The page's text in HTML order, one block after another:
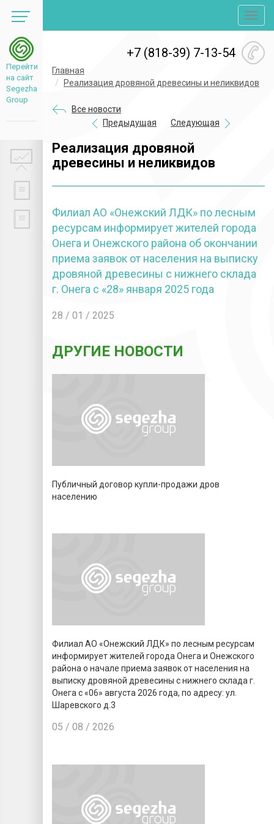
Перейти
на сайт
Segezha
Group
+7 (818-39) 7-13-54
Главная
Реализация дровяной древесины и неликвидов
Все новости
Предыдущая
Следующая
Реализация дровяной
древесины и неликвидов
Филиал АО «Онежский ЛДК» по лесным
ресурсам информирует жителей города
Онега и Онежского района об окончании
приема заявок от населения на выписку
дровяной древесины с нижнего склада
г. Онега с «28» января 2025 года
28 / 01 / 2025
ДРУГИЕ НОВОСТИ
Публичный договор купли-продажи дров
населению
Филиал АО «Онежский ЛДК» по лесным ресурсам
информирует жителей города Онега и Онежского
района о начале приема заявок от населения на
выписку дровяной древесины с нижнего склада г.
Онега с «06» августа 2026 года, по адресу: ул.
Шаревского д.3
05 / 08 / 2026